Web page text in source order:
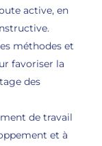
active, en
méthodes et
favoriser la
des
de travail
et à